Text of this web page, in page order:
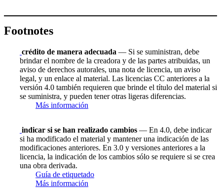
Footnotes
crédito de manera adecuada — Si se suministran, debe
brindar el nombre de la creadora y de las partes atribuidas, un
aviso de derechos autorales, una nota de licencia, un aviso
legal, y un enlace al material. Las licencias CC anteriores a la
versión 4.0 también requieren que brinde el título del material si
se suministra, y pueden tener otras ligeras diferencias.
Más información
indicar si se han realizado cambios — En 4.0, debe indicar
si ha modificado el material y mantener una indicación de las
modificaciones anteriores. En 3.0 y versiones anteriores a la
licencia, la indicación de los cambios sólo se requiere si se crea
una obra derivada.
Guía de etiquetado
Más información